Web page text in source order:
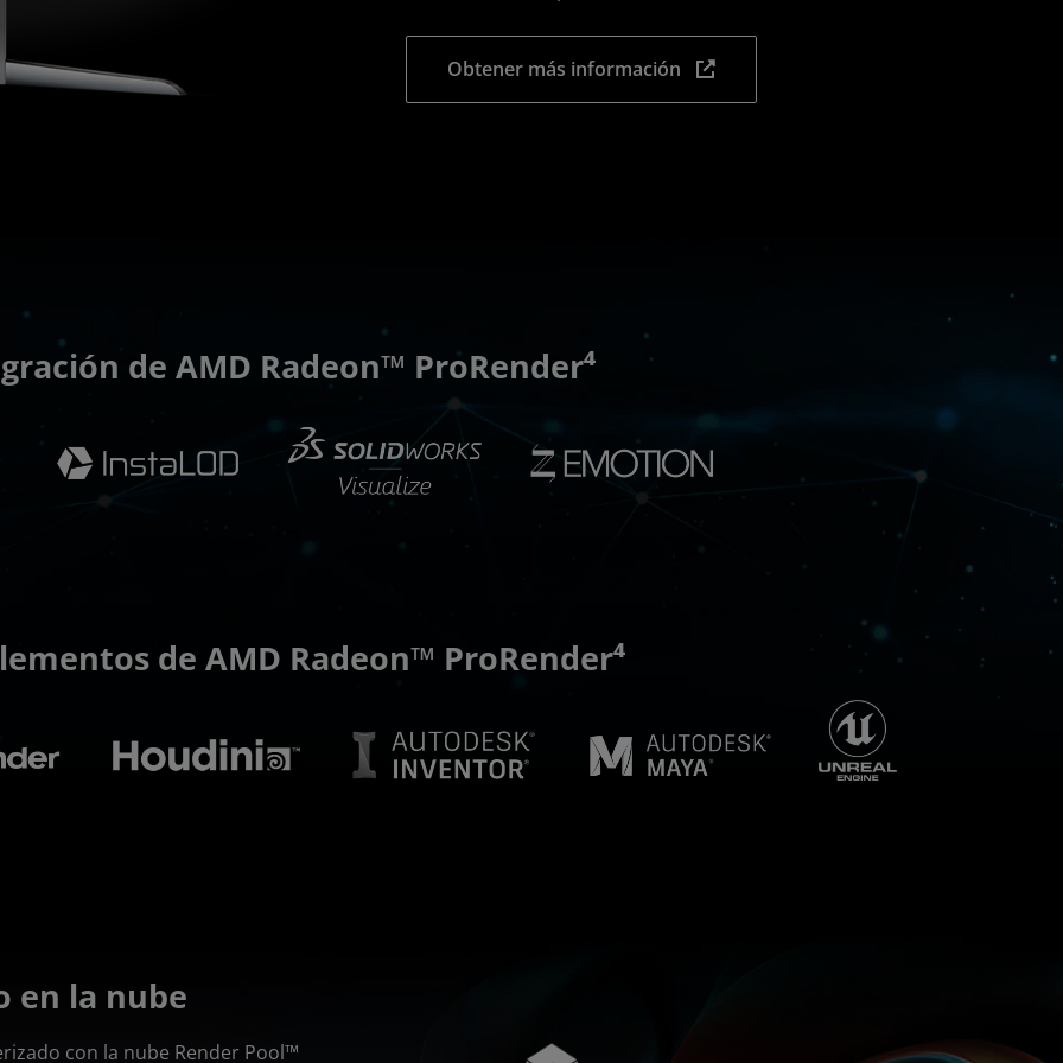
Obtener más información
de AMD Radeon™ ProRender⁴
de AMD Radeon™ ProRender⁴
en la nube
con la nube Render Pool™